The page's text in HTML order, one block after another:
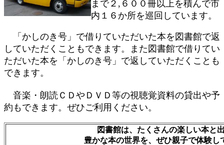
まで２,６００冊以上を積んで市
内１６か所を巡回しています。
「かしのき号」で借りていただいた本を図書館で返
していただくこともできます。また図書館で借りてい
ただいた本を「かしのき号」で返していただくことも
できます。
音楽・朗読ＣＤやＤＶＤ等の視聴覚資料の貸出や予
約もできます。ぜひご利用ください。
図書館は、たくさんの楽しい本と
豊かな本の世界を、ぜひ親子で体験し